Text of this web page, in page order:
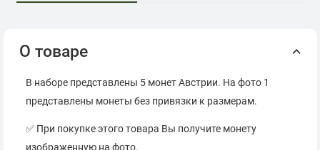
О товаре
В наборе представлены 5 монет Австрии. На фото 1
представлены монеты без привязки к размерам.
✅ При покупке этого товара Вы получите монету
изображенную на фото.